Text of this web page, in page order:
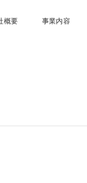
概要 事業内容